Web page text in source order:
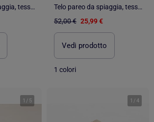
Telo pareo da spiaggia, tessuto in rilievo, fouta - Gamusi.
Telo pareo da spiaggia, tessuto in rilievo, fouta - Gamusi.
52,00 € 25,99 €
Vedi prodotto
1 colori
1 / 5 1 /4